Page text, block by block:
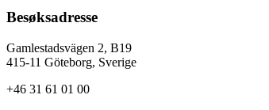
Besøksadresse
Gamlestadsvägen 2, B19
415-11 Göteborg, Sverige
+46 31 61 01 00